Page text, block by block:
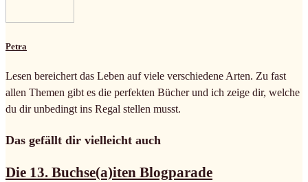
Petra
Lesen bereichert das Leben auf viele verschiedene Arten. Zu fast
allen Themen gibt es die perfekten Bücher und ich zeige dir, welche
du dir unbedingt ins Regal stellen musst.
Das gefällt dir vielleicht auch
Die 13. Buchse(a)iten Blogparade